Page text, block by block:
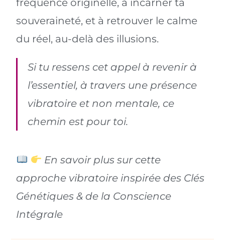
souveraineté, et à retrouver le calme
du réel, au-delà des illusions.
Si tu ressens cet appel à revenir à
l’essentiel, à travers une présence
vibratoire et non mentale, ce
chemin est pour toi.
En savoir plus sur cette
approche vibratoire inspirée des Clés
Génétiques & de la Conscience
Intégrale